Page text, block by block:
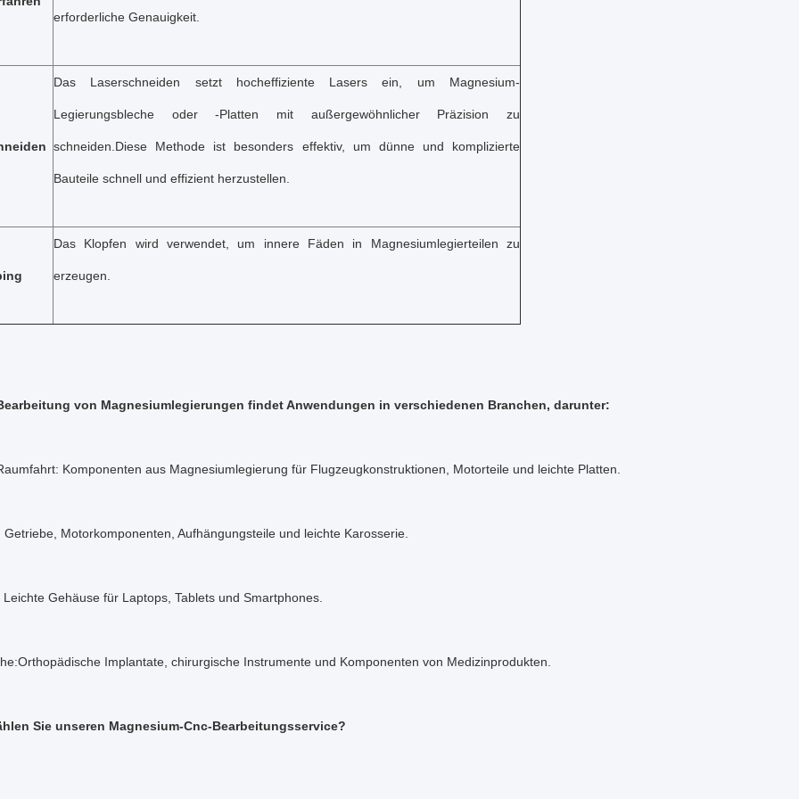
erforderliche Genauigkeit.
Das Laserschneiden setzt hocheffiziente Lasers ein, um Magnesium-
Legierungsbleche oder -Platten mit außergewöhnlicher Präzision zu
schneiden.Diese Methode ist besonders effektiv, um dünne und komplizierte
Bauteile schnell und effizient herzustellen.
Das Klopfen wird verwendet, um innere Fäden in Magnesiumlegierteilen zu
erzeugen.
von Magnesiumlegierungen findet Anwendungen in verschiedenen Branchen, darunter:
Komponenten aus Magnesiumlegierung für Flugzeugkonstruktionen, Motorteile und leichte Platten.
Getriebe, Motorkomponenten, Aufhängungsteile und leichte Karosserie.
Leichte Gehäuse für Laptops, Tablets und Smartphones.
Implantate, chirurgische Instrumente und Komponenten von Medizinprodukten.
Sie unseren Magnesium-Cnc-Bearbeitungsservice?